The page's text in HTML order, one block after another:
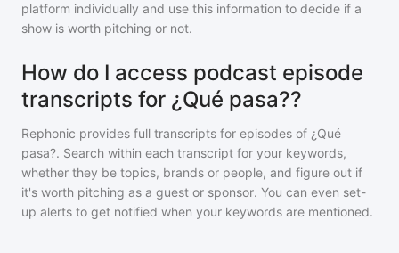
platform individually and use this information to decide if a
show is worth pitching or not.
How do I access podcast episode
transcripts for ¿Qué pasa??
Rephonic provides full transcripts for episodes of ¿Qué
pasa?. Search within each transcript for your keywords,
whether they be topics, brands or people, and figure out if
it's worth pitching as a guest or sponsor. You can even set-
up alerts to get notified when your keywords are mentioned.